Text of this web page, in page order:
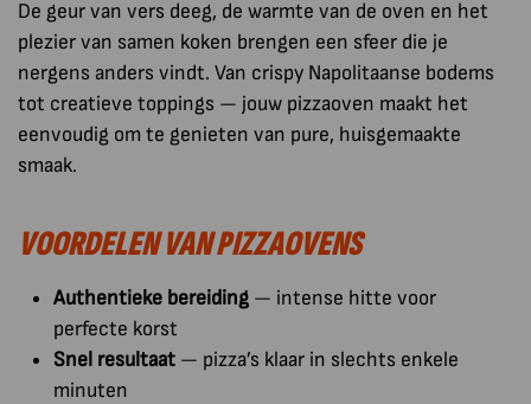
De geur van vers deeg, de warmte van de oven en het
plezier van samen koken brengen een sfeer die je
nergens anders vindt. Van crispy Napolitaanse bodems
tot creatieve toppings — jouw pizzaoven maakt het
eenvoudig om te genieten van pure, huisgemaakte
smaak.
VOORDELEN VAN PIZZAOVENS
Authentieke bereiding — intense hitte voor
perfecte korst
Snel resultaat — pizza’s klaar in slechts enkele
minuten